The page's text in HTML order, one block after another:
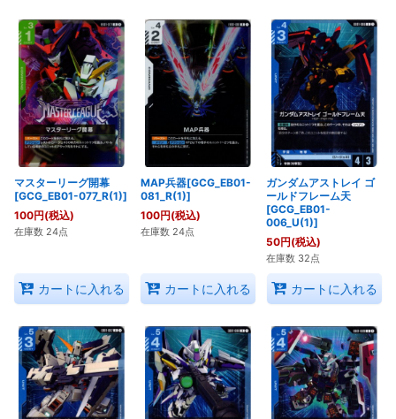
マスターリーグ開幕
[GCG_EB01-077_R(1)]
100円(税込)
在庫数 24点
カートに入れる
MAP兵器[GCG_EB01-
081_R(1)]
100円(税込)
在庫数 24点
カートに入れる
ガンダムアストレイ ゴ
ールドフレーム天
[GCG_EB01-
006_U(1)]
50円(税込)
在庫数 32点
カートに入れる